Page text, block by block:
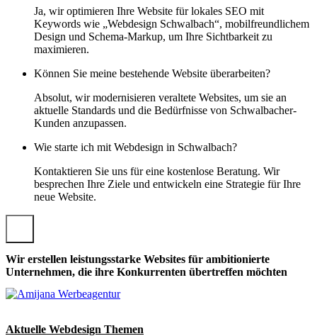
Ja, wir optimieren Ihre Website für lokales SEO mit
Keywords wie „Webdesign Schwalbach“, mobilfreundlichem
Design und Schema-Markup, um Ihre Sichtbarkeit zu
maximieren.
Können Sie meine bestehende Website überarbeiten?
Absolut, wir modernisieren veraltete Websites, um sie an
aktuelle Standards und die Bedürfnisse von Schwalbacher-
Kunden anzupassen.
Wie starte ich mit Webdesign in Schwalbach?
Kontaktieren Sie uns für eine kostenlose Beratung. Wir
besprechen Ihre Ziele und entwickeln eine Strategie für Ihre
neue Website.
Wir erstellen leistungsstarke Websites für ambitionierte
Unternehmen, die ihre Konkurrenten übertreffen möchten
Aktuelle Webdesign Themen